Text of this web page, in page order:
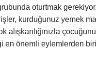
oturtmak
kurduğunuz yemek
alışkanlığınızla
önemli eylemlerden biri